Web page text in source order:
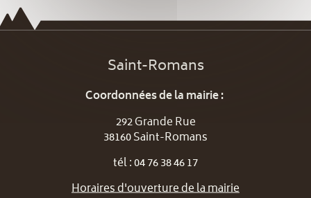
Saint-Romans
Coordonnées de la mairie :
292 Grande Rue
38160 Saint-Romans
tél : 04 76 38 46 17
Horaires d'ouverture de la mairie